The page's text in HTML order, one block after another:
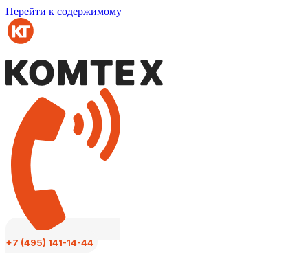
Перейти к содержимому
+7 (495) 141-14-44